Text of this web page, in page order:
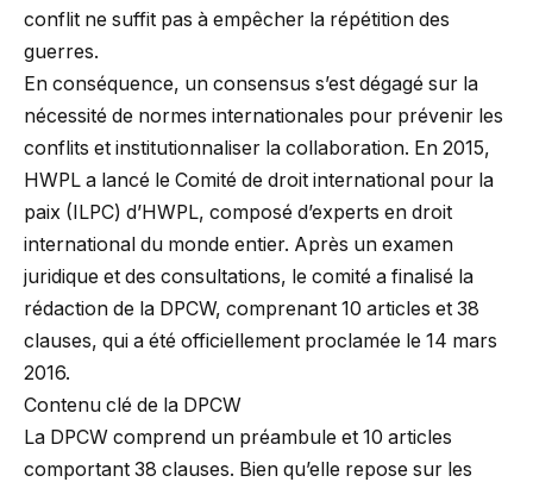
conflit ne suffit pas à empêcher la répétition des
guerres.
En conséquence, un consensus s’est dégagé sur la
nécessité de normes internationales pour prévenir les
conflits et institutionnaliser la collaboration. En 2015,
HWPL a lancé le Comité de droit international pour la
paix (ILPC) d’HWPL, composé d’experts en droit
international du monde entier. Après un examen
juridique et des consultations, le comité a finalisé la
rédaction de la DPCW, comprenant 10 articles et 38
clauses, qui a été officiellement proclamée le 14 mars
2016.
Contenu clé de la DPCW
La DPCW comprend un préambule et 10 articles
comportant 38 clauses. Bien qu’elle repose sur les